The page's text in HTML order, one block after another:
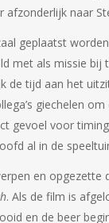
naar
geplaatst
met als missie
de tijd aan het
giechelen
gevoel voor
al in de
en
. Als de film is
en de beer